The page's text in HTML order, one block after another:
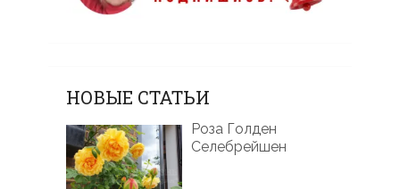
НОВЫЕ СТАТЬИ
Роза Голден
Селебрейшен